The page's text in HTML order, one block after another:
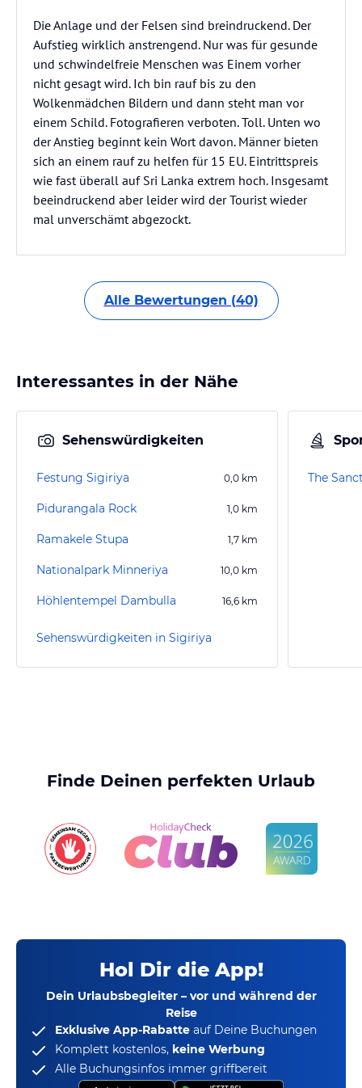
Die Anlage und der Felsen sind breindruckend. Der
Aufstieg wirklich anstrengend. Nur was für gesunde
und schwindelfreie Menschen was Einem vorher
nicht gesagt wird. Ich bin rauf bis zu den
Wolkenmädchen Bildern und dann steht man vor
einem Schild. Fotografieren verboten. Toll. Unten wo
der Anstieg beginnt kein Wort davon. Männer bieten
sich an einem rauf zu helfen für 15 EU. Eintrittspreis
wie fast überall auf Sri Lanka extrem hoch. Insgesamt
beeindruckend aber leider wird der Tourist wieder
mal unverschämt abgezockt.
Alle Bewertungen (40)
Interessantes in der Nähe
Sehenswürdigkeiten
Festung Sigiriya 0,0 km
Pidurangala Rock 1,0 km
Ramakele Stupa 1,7 km
Nationalpark Minneriya 10,0 km
Höhlentempel Dambulla 16,6 km
Sehenswürdigkeiten in Sigiriya
Finde Deinen perfekten Urlaub
Hol Dir die App!
Dein Urlaubsbegleiter – vor und während der
Reise
Exklusive App-Rabatte auf Deine Buchungen
Komplett kostenlos, keine Werbung
Alle Buchungsinfos immer griffbereit